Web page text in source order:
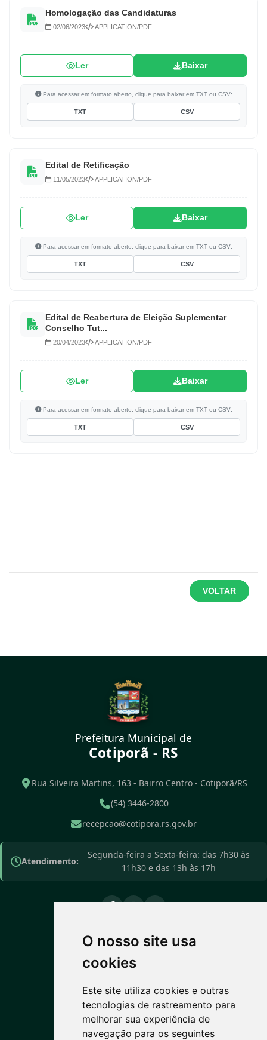
O nosso site usa
cookies
Este site utiliza cookies e outras
tecnologias de rastreamento para
melhorar sua experiência de
navegação para os seguintes
Homologação das Candidaturas
02/06/2023 APPLICATION/PDF
Ler Baixar
Para acessar em formato aberto, clique para baixar em TXT ou CSV:
TXT CSV
Edital de Retificação
11/05/2023 APPLICATION/PDF
Ler Baixar
Para acessar em formato aberto, clique para baixar em TXT ou CSV:
TXT CSV
Edital de Reabertura de Eleição Suplementar
Conselho Tut...
20/04/2023 APPLICATION/PDF
Ler Baixar
Para acessar em formato aberto, clique para baixar em TXT ou CSV:
TXT CSV
VOLTAR
Prefeitura Municipal de
Cotiporã - RS
Rua Silveira Martins, 163 - Bairro Centro - Cotiporã/RS
(54) 3446-2800
recepcao@cotipora.rs.gov.br
Atendimento:
Segunda-feira a Sexta-feira: das 7h30 às
11h30 e das 13h às 17h
PREVISÃO DO TEMPO
13°C
Pancadas de chuva
Máx: 16° • Mín: 5°